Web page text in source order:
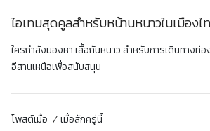
ไอเทมสุดคูลสำหรับหน้านหนาวในเมืองไ
ใครกำลังมองหา เสื้อกันหนาว สำหรับการเดินทางท่อ
อีสานเหนือเพื่อสนับสนุน
โพสต์เมื่อ เมื่อสักครู่นี้